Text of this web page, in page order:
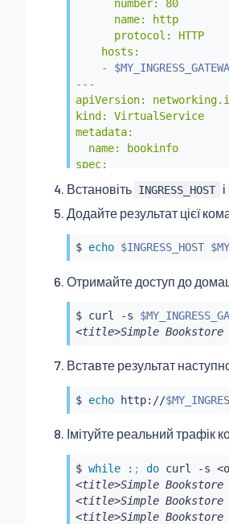
      number: 80
      name: http
      protocol: HTTP
    hosts:
    -
---
apiVersion:
kind: VirtualService
metadata:
  name: bookinfo
spec:
  -
  gateways:
  http:
    - uri:
exact: /
    - uri:
        exact: /login
    - uri:
    route:
host:
          number: 9080
EOF
Встановіть INGRESS_HOST і
Додайте результат цієї
$ echo $INGRESS_HOST
Отримайте доступ до
$ curl -s
<title>Simple
Вставте результат
$ echo http://
Імітуйте реальний трафік
$ while : ; do curl -s <
<title>Simple
<title>Simple
<title>Simple